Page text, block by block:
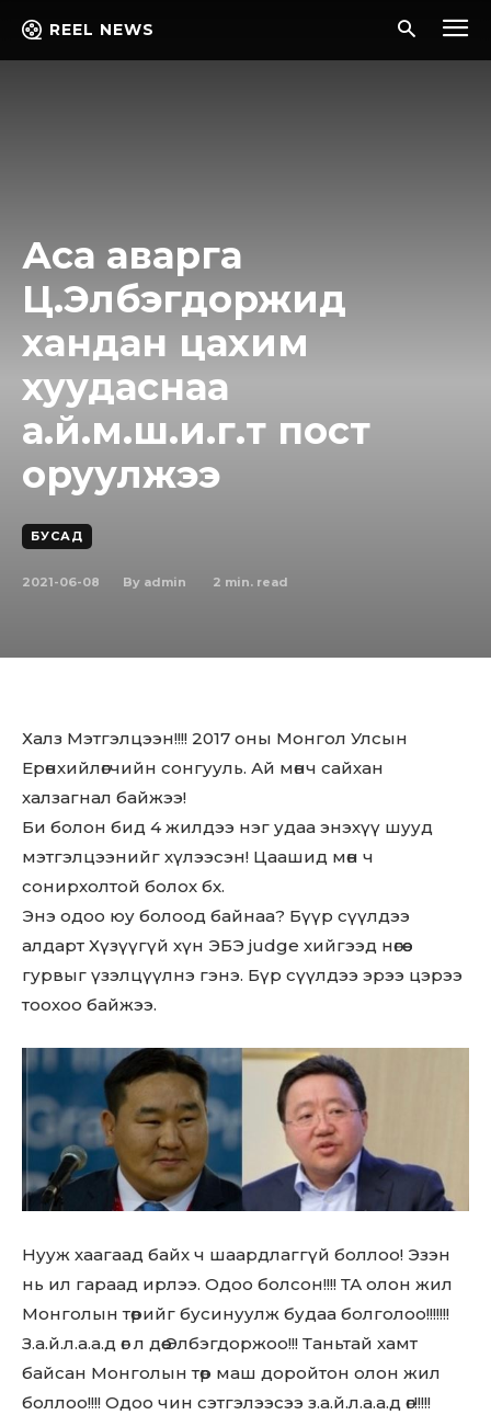
REEL NEWS
Аса аварга
Ц.Элбэгдоржид
хандан цахим
хуудаснаа
а.й.м.ш.и.г.т пост
оруулжээ
БУСАД
2021-06-08 By admin 2 min. read
Халз Мэтгэлцээн!!!! 2017 оны Монгол Улсын
Ерөнхийлөгчийн сонгууль. Ай мөнч сайхан
халзагнал байжээ!
Би болон бид 4 жилдээ нэг удаа энэхүү шууд
мэтгэлцээнийг хүлээсэн! Цаашид мөн ч
сонирхолтой болох бх.
Энэ одоо юу болоод байнаа? Бүүр сүүлдээ
алдарт Хүзүүгүй хүн ЭБЭ judge хийгээд нөгөө
гурвыг үзэлцүүлнэ гэнэ. Бүр сүүлдээ эрээ цэрээ
тоохоо байжээ.
Нууж хаагаад байх ч шаардлаггүй боллоо! Эзэн
нь ил гараад ирлээ. Одоо болсон!!!! ТА олон жил
Монголын төрийг бусинуулж будаа болголоо!!!!!!!
З.а.й.л.а.а.д өг л дөө Элбэгдоржоо!!! Таньтай хамт
байсан Монголын төр маш доройтон олон жил
боллоо!!!! Одоо чин сэтгэлээсээ з.а.й.л.а.а.д өг!!!!!